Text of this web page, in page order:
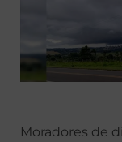
Moradores de